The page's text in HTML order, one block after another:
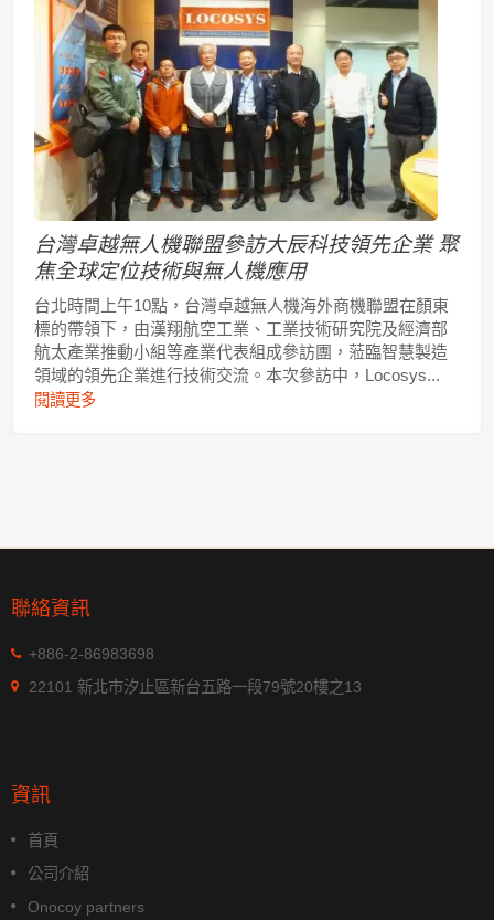
台灣卓越無人機聯盟參訪大辰科技領先企業 聚
焦全球定位技術與無人機應用
台北時間上午10點，台灣卓越無人機海外商機聯盟在顏東
標的帶領下，由漢翔航空工業、工業技術研究院及經濟部
航太產業推動小組等產業代表組成參訪團，蒞臨智慧製造
領域的領先企業進行技術交流。本次參訪中，Locosys...
閱讀更多
聯絡資訊
+886-2-86983698
22101 新北市汐止區新台五路一段79號20樓之13
資訊
首頁
公司介紹
Onocoy partners